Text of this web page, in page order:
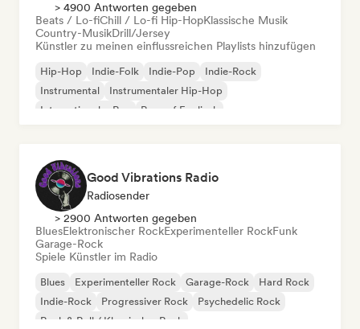
> 4900 Antworten gegeben
Beats / Lo-fiChill / Lo-fi Hip-HopKlassische Musik
Country-MusikDrill/Jersey
Künstler zu meinen einflussreichen Playlists hinzufügen
Hip-Hop Indie-Folk Indie-Pop
Indie-Rock
Instrumental
Instrumentaler Hip-Hop
Internationaler Rap
Rap auf Englisch
Good Vibrations Radio
Radiosender
> 2900 Antworten gegeben
BluesElektronischer RockExperimenteller RockFunk
Garage-Rock
Spiele Künstler im Radio
Blues Experimenteller Rock Garage-Rock
Hard Rock
Indie-Rock
Progressiver Rock
Psychedelic Rock
Rock & Roll / Klassischer Rock